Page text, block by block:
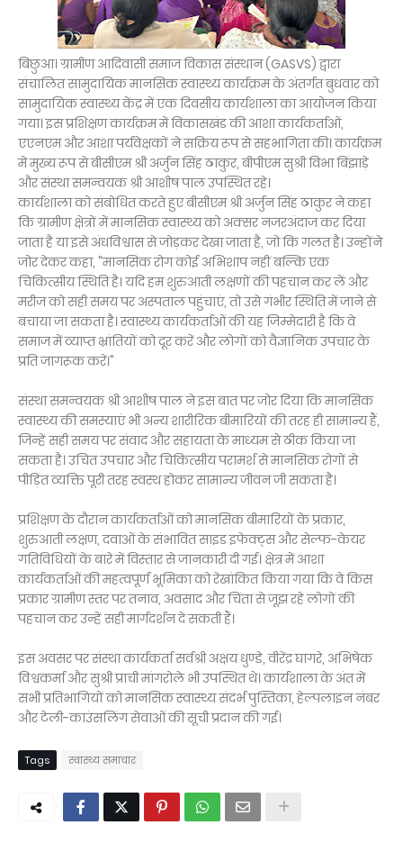
बिछुआ। ग्रामीण आदिवासी समाज विकास संस्थान (GASVS) द्वारा
संचालित सामुदायिक मानसिक स्वास्थ्य कार्यक्रम के अंतर्गत बुधवार को
सामुदायिक स्वास्थ्य केंद्र में एक दिवसीय कार्यशाला का आयोजन किया
गया। इस प्रशिक्षण कार्यक्रम में विकासखंड की आशा कार्यकर्ताओं,
एएनएम और आशा पर्यवेक्षकों ने सक्रिय रूप से सहभागिता की। कार्यक्रम
में मुख्य रूप से बीसीएम श्री अर्जुन सिंह ठाकुर, बीपीएम सुश्री विभा बिंझाड़े
और संस्था समन्वयक श्री आशीष पाल उपस्थित रहे।
कार्यशाला को संबोधित करते हुए बीसीएम श्री अर्जुन सिंह ठाकुर ने कहा
कि ग्रामीण क्षेत्रों में मानसिक स्वास्थ्य को अक्सर नजरअंदाज कर दिया
जाता है या इसे अंधविश्वास से जोड़कर देखा जाता है, जो कि गलत है। उन्होंने
जोर देकर कहा, "मानसिक रोग कोई अभिशाप नहीं बल्कि एक
चिकित्सीय स्थिति है। यदि हम शुरुआती लक्षणों की पहचान कर लें और
मरीज को सही समय पर अस्पताल पहुंचाएं, तो उसे गंभीर स्थिति में जाने से
बचाया जा सकता है। स्वास्थ्य कार्यकर्ताओं की यह जिम्मेदारी है कि वे
समाज में व्याप्त भ्रांतियों को दूर करें और लोगों को वैज्ञानिक उपचार के
प्रति जागरूक करें।"
संस्था समन्वयक श्री आशीष पाल ने इस बात पर जोर दिया कि मानसिक
स्वास्थ्य की समस्याएं भी अन्य शारीरिक बीमारियों की तरह ही सामान्य हैं,
जिन्हें सही समय पर संवाद और सहायता के माध्यम से ठीक किया जा
सकता है। उचित उपचार और चिकित्सीय परामर्श से मानसिक रोगों से
पीड़ित व्यक्ति पूरी तरह स्वस्थ होकर सामान्य जीवन जी सकता है।
प्रशिक्षण के दौरान कार्यकर्ताओं को मानसिक बीमारियों के प्रकार,
शुरुआती लक्षण, दवाओं के संभावित साइड इफेक्ट्स और सेल्फ-केयर
गतिविधियों के बारे में विस्तार से जानकारी दी गई। क्षेत्र में आशा
कार्यकर्ताओं की महत्वपूर्ण भूमिका को रेखांकित किया गया कि वे किस
प्रकार ग्रामीण स्तर पर तनाव, अवसाद और चिंता से जूझ रहे लोगों की
पहचान कर उन्हें सही मार्गदर्शन दे सकती हैं।
इस अवसर पर संस्था कार्यकर्ता सर्वश्री अक्षय धुण्डे, वीरेंद्र घागरे, अभिषेक
विश्वकर्मा और सुश्री प्राची मांगरोले भी उपस्थित थे। कार्यशाला के अंत में
सभी प्रतिभागियों को मानसिक स्वास्थ्य संदर्भ पुस्तिका, हेल्पलाइन नंबर
और टेली-काउंसलिंग सेवाओं की सूची प्रदान की गई।
Tags स्वास्थ्य समाचार